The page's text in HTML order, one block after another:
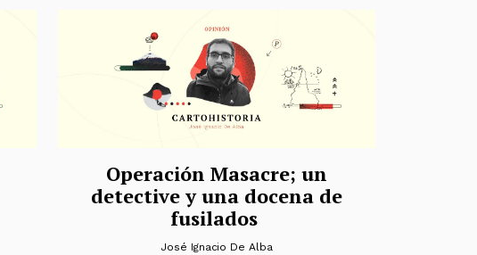
Operación Masacre; un
detective y una docena de
fusilados
José Ignacio De Alba